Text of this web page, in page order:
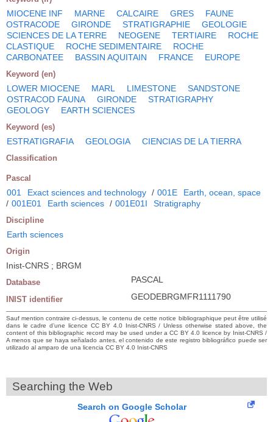
MIOCENE INF MARNE CALCAIRE GRES
FAUNE
OSTRACODE
GIRONDE STRATIGRAPHIE
GEOLOGIE
SCIENCES DE LA TERRE
NEOGENE TERTIAIRE
ROCHE
CLASTIQUE
ROCHE SEDIMENTAIRE
ROCHE
CARBONATEE
BASSIN AQUITAIN FRANCE EUROPE
Keyword (en)
LOWER MIOCENE MARL LIMESTONE
SANDSTONE
OSTRACOD FAUNA
GIRONDE
STRATIGRAPHY
GEOLOGY
EARTH SCIENCES
Keyword (es)
ESTRATIGRAFIA GEOLOGIA CIENCIAS DE LA TIERRA
Classification
Pascal
001 Exact sciences and technology / 001E
Earth, ocean, space
/ 001E01 Earth sciences / 001E01I Stratigraphy
Discipline
Earth sciences
Origin
Inist-CNRS ; BRGM
Database PASCAL
INIST identifier GEODEBRGMFR1111790
Sauf mention contraire ci-dessus, le contenu de cette notice bibliographique peut être utilisé
dans le cadre d’une licence CC BY 4.0 Inist-CNRS / Unless otherwise stated above, the
content of this bibliographic record may be used under a CC BY 4.0 licence by Inist-CNRS /
A menos que se haya señalado antes, el contenido de este registro bibliográfico puede ser
utilizado al amparo de una licencia CC BY 4.0 Inist-CNRS
Searching the Web
Search on Google Scholar